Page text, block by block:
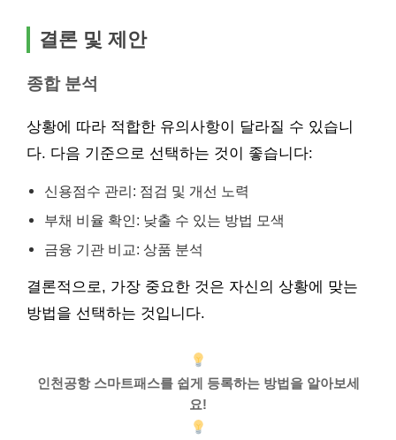
결론 및 제안
종합 분석
상황에 따라 적합한 유의사항이 달라질 수 있습니
다. 다음 기준으로 선택하는 것이 좋습니다:
신용점수 관리: 점검 및 개선 노력
부채 비율 확인: 낮출 수 있는 방법 모색
금융 기관 비교: 상품 분석
결론적으로, 가장 중요한 것은 자신의 상황에 맞는
방법을 선택하는 것입니다.
인천공항 스마트패스를 쉽게 등록하는 방법을 알아보세
요!